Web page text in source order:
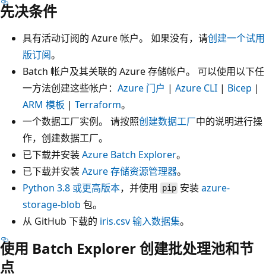
先决条件
具有活动订阅的 Azure 帐户。 如果没有，请创建一个试用
版订阅。
Batch 帐户及其关联的 Azure 存储帐户。 可以使用以下任
一方法创建这些帐户： Azure 门户 | Azure CLI | Bicep |
ARM 模板 | Terraform。
一个数据工厂实例。 请按照创建数据工厂中的说明进行操
作，创建数据工厂。
已下载并安装Azure Batch Explorer。
已下载并安装Azure 存储资源管理器。
Python 3.8 或更高版本，并使用 pip 安装azure-
storage-blob 包。
从 GitHub 下载的 iris.csv 输入数据集。
使用 Batch Explorer 创建批处理池和节
点